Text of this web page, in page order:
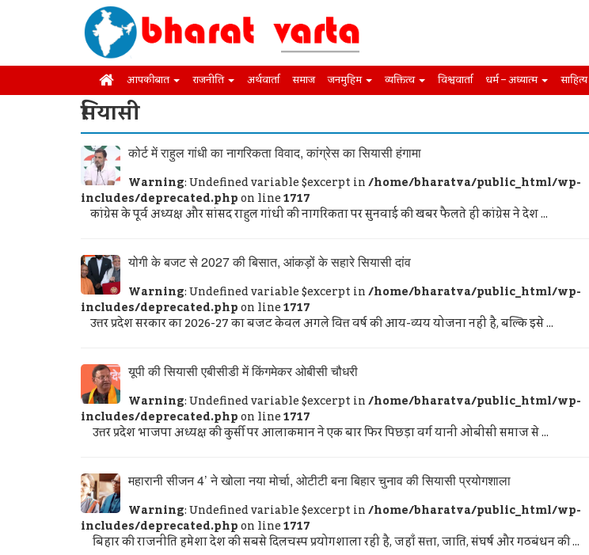
आपकी बात राजनीति अर्थवार्ता समाज जनमुहिम व्यक्तित्व विश्ववार्ता धर्म – अध्यात्म साहित्य
सियासी
कोर्ट में राहुल गांधी का नागरिकता विवाद, कांग्रेस का सियासी हंगामा
Warning: Undefined variable $excerpt in/home/bharatva/public_html/wp-
includes/deprecated.phpon line1717
कांग्रेस के पूर्व अध्यक्ष और सांसद राहुल गांधी की नागरिकता पर सुनवाई की खबर फैलते ही कांग्रेस ने देश ...
योगी के बजट से 2027 की बिसात, आंकड़ों के सहारे सियासी दांव
Warning: Undefined variable $excerpt in/home/bharatva/public_html/wp-
includes/deprecated.phpon line1717
उत्तर प्रदेश सरकार का 2026-27 का बजट केवल अगले वित्त वर्ष की आय-व्यय योजना नहीं है, बल्कि इसे ...
यूपी की सियासी एबीसीडी में किंगमेकर ओबीसी चौधरी
Warning: Undefined variable $excerpt in/home/bharatva/public_html/wp-
includes/deprecated.phpon line1717
उत्तर प्रदेश भाजपा अध्यक्ष की कुर्सी पर आलाकमान ने एक बार फिर पिछड़ा वर्ग यानी ओबीसी समाज से ...
महारानी सीजन 4’ ने खोला नया मोर्चा, ओटीटी बना बिहार चुनाव की सियासी प्रयोगशाला
Warning: Undefined variable $excerpt in/home/bharatva/public_html/wp-
includes/deprecated.phpon line1717
बिहार की राजनीति हमेशा देश की सबसे दिलचस्प प्रयोगशाला रही है, जहाँ सत्ता, जाति, संघर्ष और गठबंधन की ...